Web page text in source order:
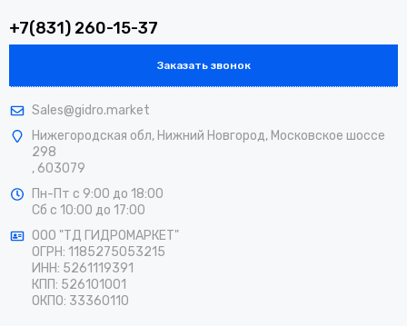
+7(831) 260-15-37
Заказать звонок
Sales@gidro.market
Нижегородская обл, Нижний Новгород, Московское шоссе
298
, 603079
Пн-Пт с 9:00 до 18:00
Сб с 10:00 до 17:00
ООО "ТД ГИДРОМАРКЕТ"
ОГРН: 1185275053215
ИНН: 5261119391
КПП: 526101001
ОКПО: 33360110